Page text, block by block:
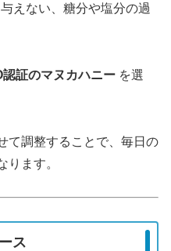
えない、糖分や塩分の過
認証のマヌカハニー を選
て調整することで、毎日の
ります。
ス